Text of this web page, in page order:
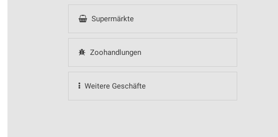
Supermärkte
Zoohandlungen
Weitere Geschäfte